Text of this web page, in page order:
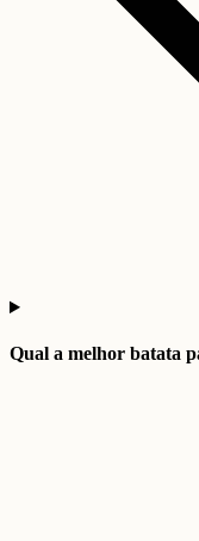
Qual a melhor batata